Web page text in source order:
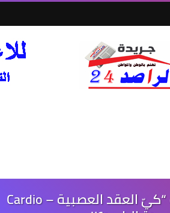
نجاح إجراء تدخل طبي دقيق ومتقدم بتقتية “كيّ العقد العصبية – Cardio